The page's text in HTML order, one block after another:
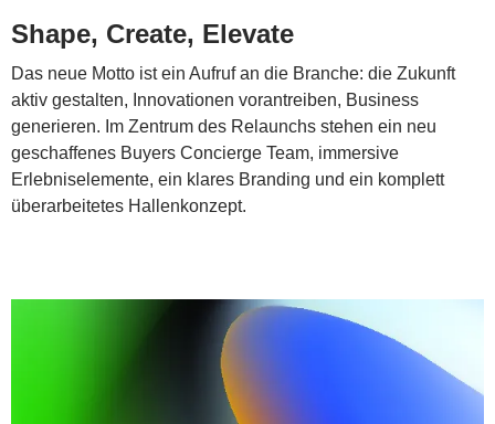
Shape, Create, Elevate
Das neue Motto ist ein Aufruf an die Branche: die Zukunft
aktiv gestalten, Innovationen vorantreiben, Business
generieren. Im Zentrum des Relaunchs stehen ein neu
geschaffenes Buyers Concierge Team, immersive
Erlebniselemente, ein klares Branding und ein komplett
überarbeitetes Hallenkonzept.